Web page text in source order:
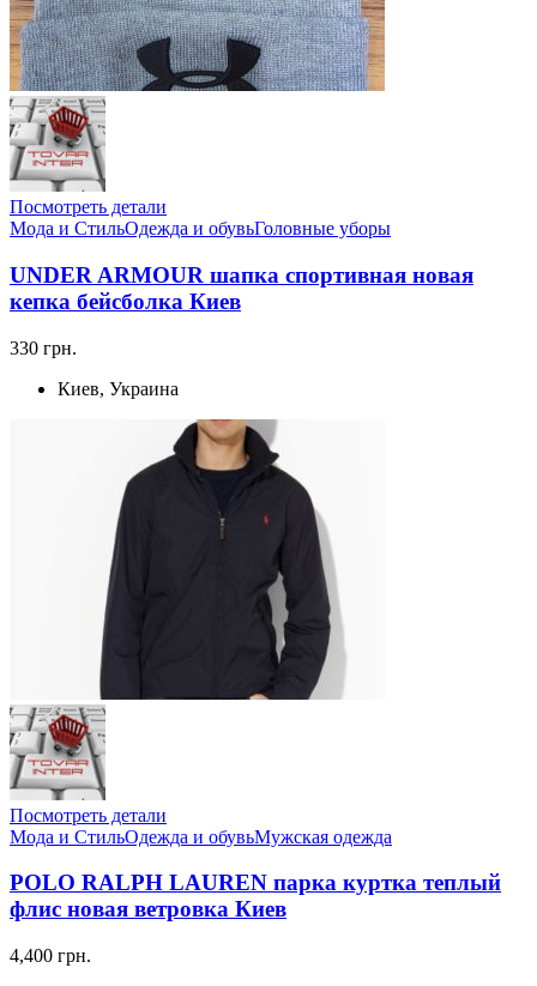
Посмотреть детали
Мода и СтильОдежда и обувьГоловные уборы
UNDER ARMOUR шапка спортивная новая
кепка бейсболка Киев
330 грн.
Киев, Украина
Посмотреть детали
Мода и СтильОдежда и обувьМужская одежда
POLO RALPH LAUREN парка куртка теплый
флис новая ветровка Киев
4,400 грн.